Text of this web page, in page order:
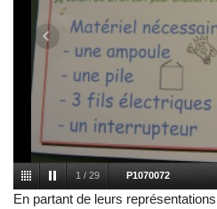
1 / 29 P1070072
En partant de leurs